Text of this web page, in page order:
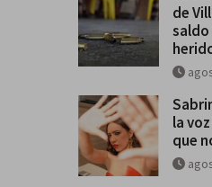
de
saldo
la
que